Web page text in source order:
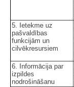
5. Ietekme uz
pašvaldības
funkcijām un
cilvēkresursiem
6. Informācija par
izpildes
nodrošināšanu